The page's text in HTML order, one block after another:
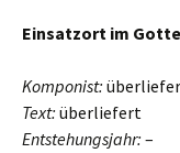
Einsatzort im
Komponist:
Text: überliefert
Entstehungsjahr: –